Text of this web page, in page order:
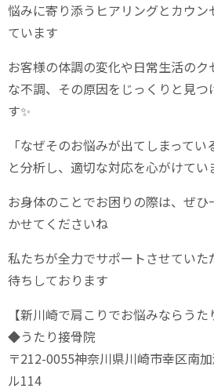
悩みに寄り添うヒアリングとカウ
ています️
お客様の体調の変化や日常生活のク
な不調、その原因をじっくりと見
す✨
「なぜそのお悩みが出てしまって
と分析し、適切な対応を心がけてい
お身体のことでお困りの際は、ぜ
かせてくださいね
私たちが全力でサポートさせてい
待ちしております
【新川崎で肩こりでお悩みならうた
◆うたり接骨院
〒212-0055神奈川県川崎市幸区南
ル114